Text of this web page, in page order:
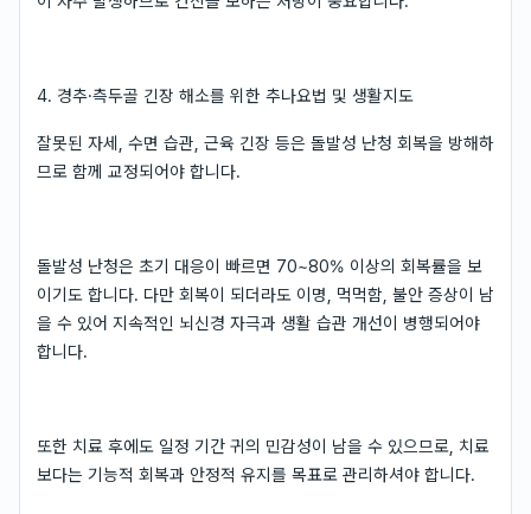
4. 경추·측두골 긴장 해소를 위한 추나요법 및 생활지도
잘못된 자세, 수면 습관, 근육 긴장 등은 돌발성 난청 회복을 방해하
므로 함께 교정되어야 합니다.
돌발성 난청은 초기 대응이 빠르면 70~80% 이상의 회복률을 보
이기도 합니다. 다만 회복이 되더라도 이명, 먹먹함, 불안 증상이 남
을 수 있어 지속적인 뇌신경 자극과 생활 습관 개선이 병행되어야
합니다.
또한 치료 후에도 일정 기간 귀의 민감성이 남을 수 있으므로, 치료
보다는 기능적 회복과 안정적 유지를 목표로 관리하셔야 합니다.